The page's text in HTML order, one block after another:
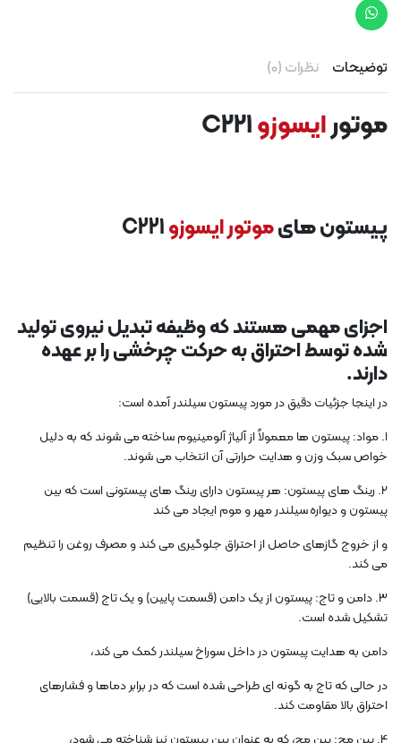
توضیحات نظرات (0)
موتورایسوزو
پیستون هایموتور ایسوزو
اجزای مهمی هستند که وظیفه تبدیل نیروی تولید
شده توسط احتراق به حرکت چرخشی را بر عهده
دارند.
در اینجا جزئیات دقیق در مورد پیستون سیلندر آمده است:
1. مواد: پیستون ها معمولاً از آلیاژ آلومینیوم ساخته می شوند که به دلیل
خواص سبک وزن و هدایت حرارتی آن انتخاب می شوند.
2. رینگ های پیستون: هر پیستون دارای رینگ های پیستونی است که بین
پیستون و دیواره سیلندر مهر و موم ایجاد می کند
و از خروج گازهای حاصل از احتراق جلوگیری می کند و مصرف روغن را تنظیم
می کند.
3. دامن و تاج: پیستون از یک دامن (قسمت پایین) و یک تاج (قسمت بالایی)
تشکیل شده است.
دامن به هدایت پیستون در داخل سوراخ سیلندر کمک می کند،
در حالی که تاج به گونه ای طراحی شده است که در برابر دماها و فشارهای
احتراق بالا مقاومت کند.